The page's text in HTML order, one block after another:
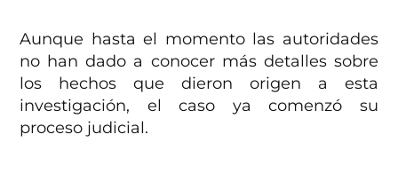
Aunque hasta el momento las autoridades
no han dado a conocer más detalles sobre
los hechos que dieron origen a esta
investigación, el caso ya comenzó su
proceso judicial.